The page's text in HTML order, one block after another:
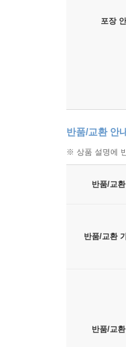
포장
반품/교환 안
※ 상품 설명에
반품/교
반품/교환
반품/교